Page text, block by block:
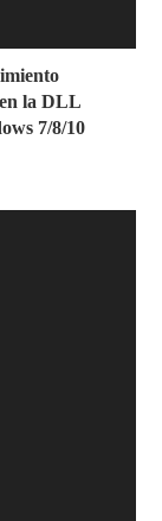
la DLL
7/8/10